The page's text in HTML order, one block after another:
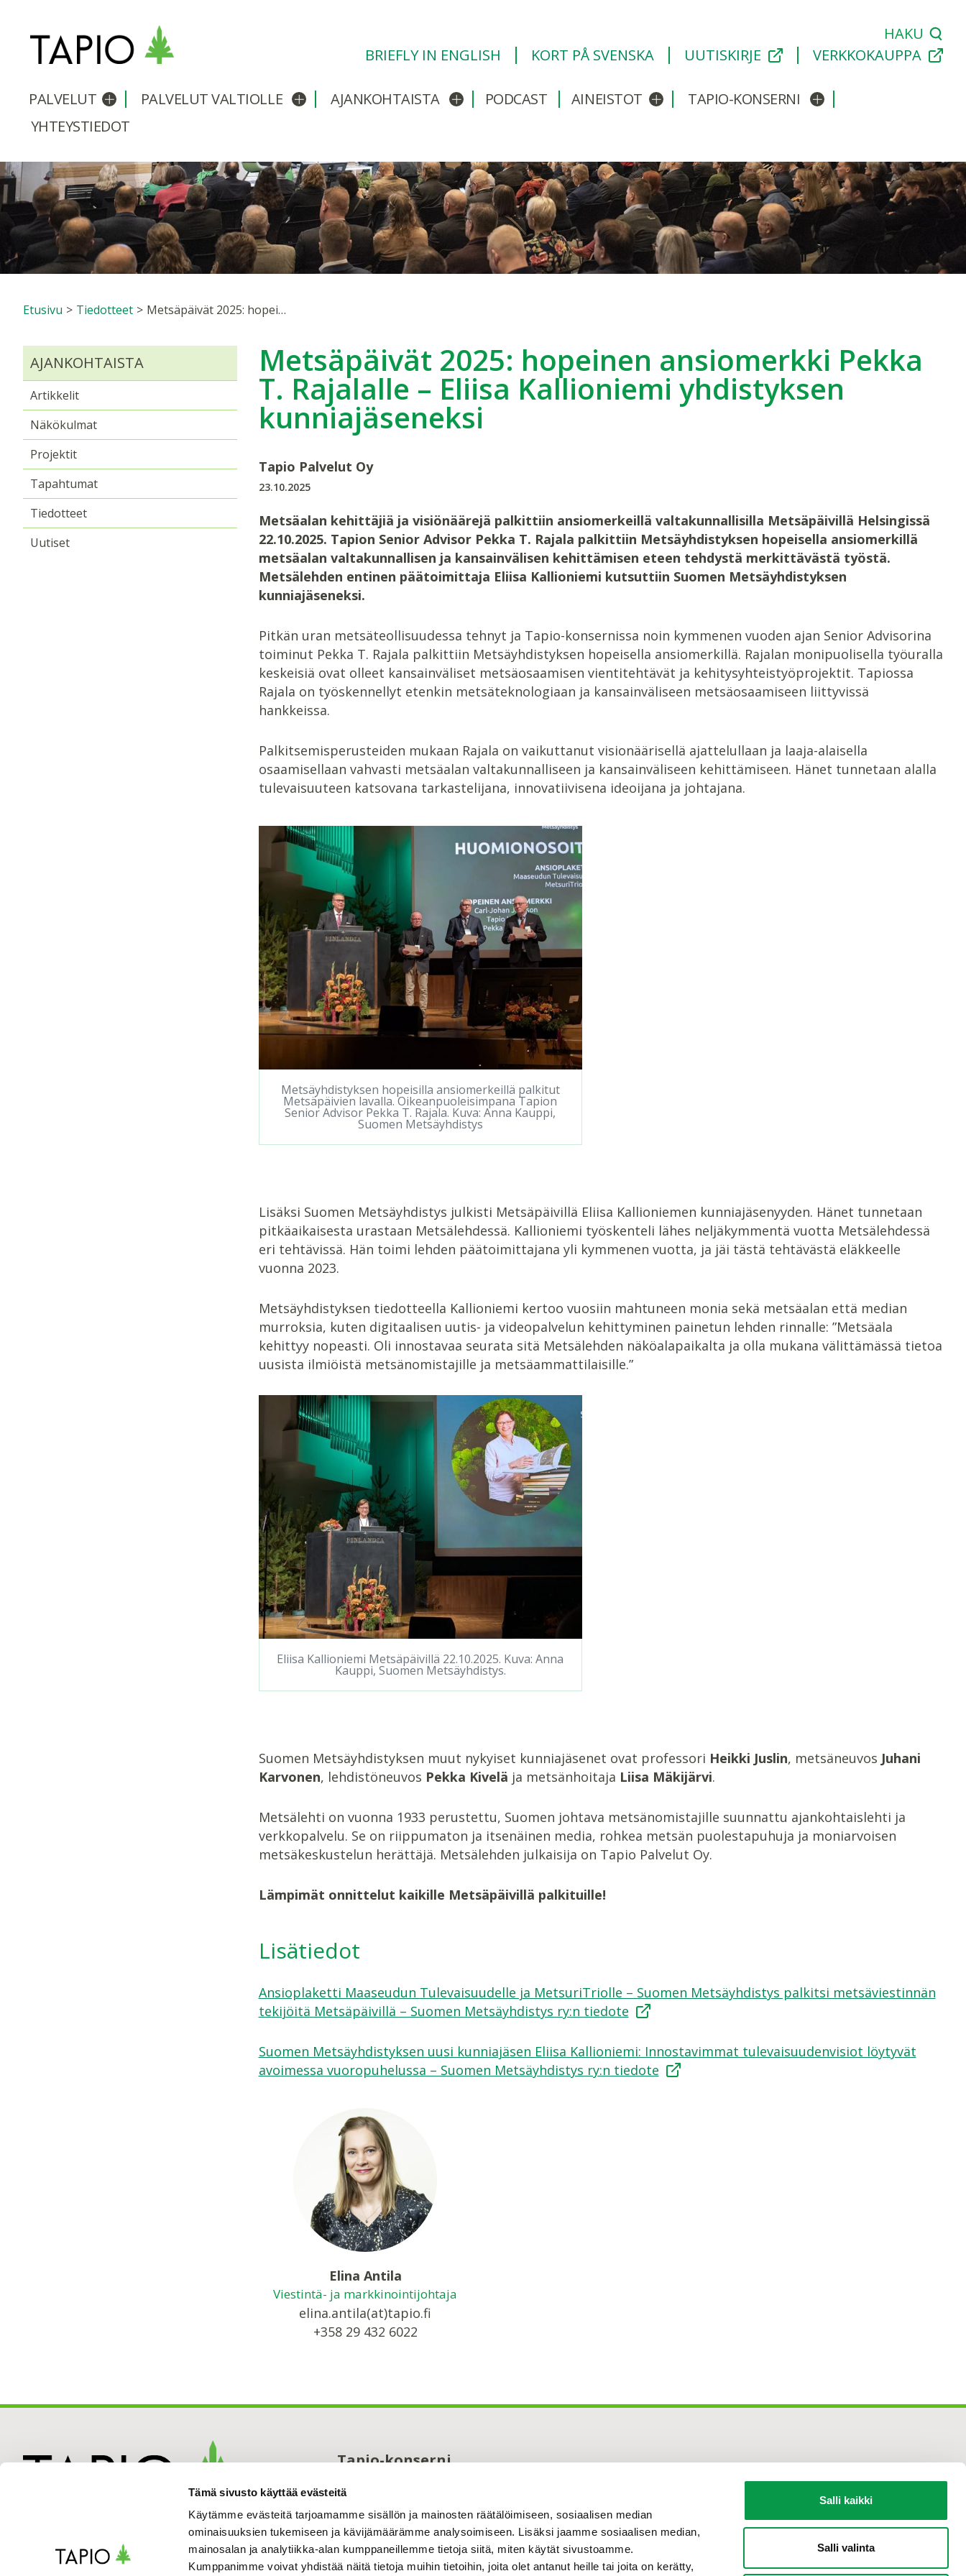
Tämä sivusto käyttää evästeitä
Käytämme evästeitä tarjoamamme sisällön ja mainosten räätälöimiseen, sosiaalisen median
ominaisuuksien tukemiseen ja kävijämäärämme analysoimiseen. Lisäksi jaamme sosiaalisen median,
mainosalan ja analytiikka-alan kumppaneillemme tietoja siitä, miten käytät sivustoamme.
Kumppanimme voivat yhdistää näitä tietoja muihin tietoihin, joita olet antanut heille tai joita on kerätty,
Salli kaikki
Salli valinta
HAKU
BRIEFLY IN ENGLISH
KORT PÅ SVENSKA UUTISKIRJE VERKKOKAUPPA
PALVELUT Avaa/sulje alavalikko
PALVELUT VALTIOLLE Avaa/sulje alavalikko
AJANKOHTAISTA Avaa/sulje alavalikko
PODCAST AINEISTOT Avaa/sulje alavalikko
TAPIO-KONSERNI Avaa/sulje alavalikko
YHTEYSTIEDOT
Etusivu > Tiedotteet > Metsäpäivät 2025: hopeinen ansiomerkki Pekka T. Rajalalle – Eliisa Kallioniemi yhdistyksen kunniajäseneksi
Metsäpäivät 2025: hopeinen ansiomerkki Pekka
T. Rajalalle – Eliisa Kallioniemi yhdistyksen
kunniajäseneksi
Tapio Palvelut Oy
23.10.2025
Metsäalan kehittäjiä ja visiönäärejä palkittiin ansiomerkeillä valtakunnallisilla Metsäpäivillä Helsingissä
22.10.2025. Tapion Senior Advisor Pekka T. Rajala palkittiin Metsäyhdistyksen hopeisella ansiomerkillä
metsäalan valtakunnallisen ja kansainvälisen kehittämisen eteen tehdystä merkittävästä työstä.
Metsälehden entinen päätoimittaja Eliisa Kallioniemi kutsuttiin Suomen Metsäyhdistyksen
kunniajäseneksi.
Pitkän uran metsäteollisuudessa tehnyt ja Tapio-konsernissa noin kymmenen vuoden ajan Senior Advisorina
toiminut Pekka T. Rajala palkittiin Metsäyhdistyksen hopeisella ansiomerkillä. Rajalan monipuolisella työuralla
keskeisiä ovat olleet kansainväliset metsäosaamisen vientitehtävät ja kehitysyhteistyöprojektit. Tapiossa
Rajala on työskennellyt etenkin metsäteknologiaan ja kansainväliseen metsäosaamiseen liittyvissä
hankkeissa.
Palkitsemisperusteiden mukaan Rajala on vaikuttanut visionäärisellä ajattelullaan ja laaja-alaisella
osaamisellaan vahvasti metsäalan valtakunnalliseen ja kansainväliseen kehittämiseen. Hänet tunnetaan alalla
tulevaisuuteen katsovana tarkastelijana, innovatiivisena ideoijana ja johtajana.
Metsäyhdistyksen hopeisilla ansiomerkeillä palkitut
Metsäpäivien lavalla. Oikeanpuoleisimpana Tapion
Senior Advisor Pekka T. Rajala. Kuva: Anna Kauppi,
Suomen Metsäyhdistys
Lisäksi Suomen Metsäyhdistys julkisti Metsäpäivillä Eliisa Kallioniemen kunniajäsenyyden. Hänet tunnetaan
pitkäaikaisesta urastaan Metsälehdessä. Kallioniemi työskenteli lähes neljäkymmentä vuotta Metsälehdessä
eri tehtävissä. Hän toimi lehden päätoimittajana yli kymmenen vuotta, ja jäi tästä tehtävästä eläkkeelle
vuonna 2023.
Metsäyhdistyksen tiedotteella Kallioniemi kertoo vuosiin mahtuneen monia sekä metsäalan että median
murroksia, kuten digitaalisen uutis- ja videopalvelun kehittyminen painetun lehden rinnalle: ”Metsäala
kehittyy nopeasti. Oli innostavaa seurata sitä Metsälehden näköalapaikalta ja olla mukana välittämässä tietoa
uusista ilmiöistä metsänomistajille ja metsäammattilaisille.”
Eliisa Kallioniemi Metsäpäivillä 22.10.2025. Kuva: Anna
Kauppi, Suomen Metsäyhdistys.
Suomen Metsäyhdistyksen muut nykyiset kunniajäsenet ovat professori Heikki Juslin, metsäneuvos Juhani
Karvonen, lehdistöneuvos Pekka Kivelä ja metsänhoitaja Liisa Mäkijärvi.
Metsälehti on vuonna 1933 perustettu, Suomen johtava metsänomistajille suunnattu ajankohtaislehti ja
verkkopalvelu. Se on riippumaton ja itsenäinen media, rohkea metsän puolestapuhuja ja moniarvoisen
metsäkeskustelun herättäjä. Metsälehden julkaisija on Tapio Palvelut Oy.
Lämpimät onnittelut kaikille Metsäpäivillä palkituille!
Lisätiedot
Ansioplaketti Maaseudun Tulevaisuudelle ja MetsuriTriolle – Suomen Metsäyhdistys palkitsi metsäviestinnän
tekijöitä Metsäpäivillä – Suomen Metsäyhdistys ry:n tiedote
Suomen Metsäyhdistyksen uusi kunniajäsen Eliisa Kallioniemi: Innostavimmat tulevaisuudenvisiot löytyvät
avoimessa vuoropuhelussa – Suomen Metsäyhdistys ry:n tiedote
Elina Antila
Viestintä- ja markkinointijohtaja
elina.antila(at)tapio.fi
+358 29 432 6022
AJANKOHTAISTA
Artikkelit
Näkökulmat
Projektit
Tapahtumat
Tiedotteet
Uutiset
Tapio-konserni
00240 Helsinki
0294 32 6000
tapio@tapio.fi